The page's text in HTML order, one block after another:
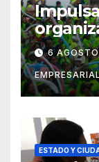
Mérida
social
6
ESTADO Y